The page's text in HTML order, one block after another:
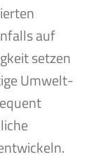
auf
setzen
Umwelt-